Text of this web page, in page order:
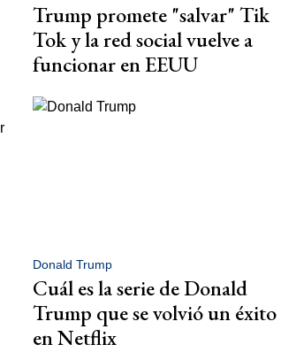
Trump promete "salvar" Tik
Tok y la red social vuelve a
funcionar en EEUU
Donald Trump
Cuál es la serie de Donald
Trump que se volvió un éxito
en Netflix